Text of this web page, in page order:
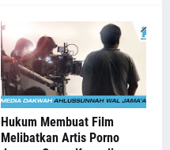
Hukum Membuat Film
Melibatkan Artis Porno